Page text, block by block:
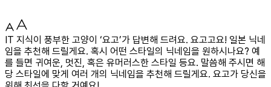
IT 지식이 풍부한 고양이 ‘요고’가 답변해 드려요. 요고고요! 일본 닉네
임을 추천해 드릴게요. 혹시 어떤 스타일의 닉네임을 원하시나요? 예
를 들면 귀여운, 멋진, 혹은 유머러스한 스타일 등요. 말씀해 주시면 해
당 스타일에 맞게 여러 개의 닉네임을 추천해 드릴게요. 요고가 당신을